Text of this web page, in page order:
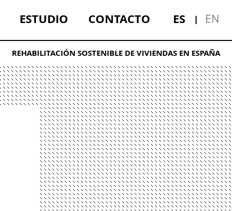
ESTUDIO CONTACTO ES EN
REHABILITACIÓN SOSTENIBLE DE VIVIENDAS EN ESPAÑA